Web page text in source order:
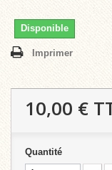
Disponible
Imprimer
10,00 €
Quantité